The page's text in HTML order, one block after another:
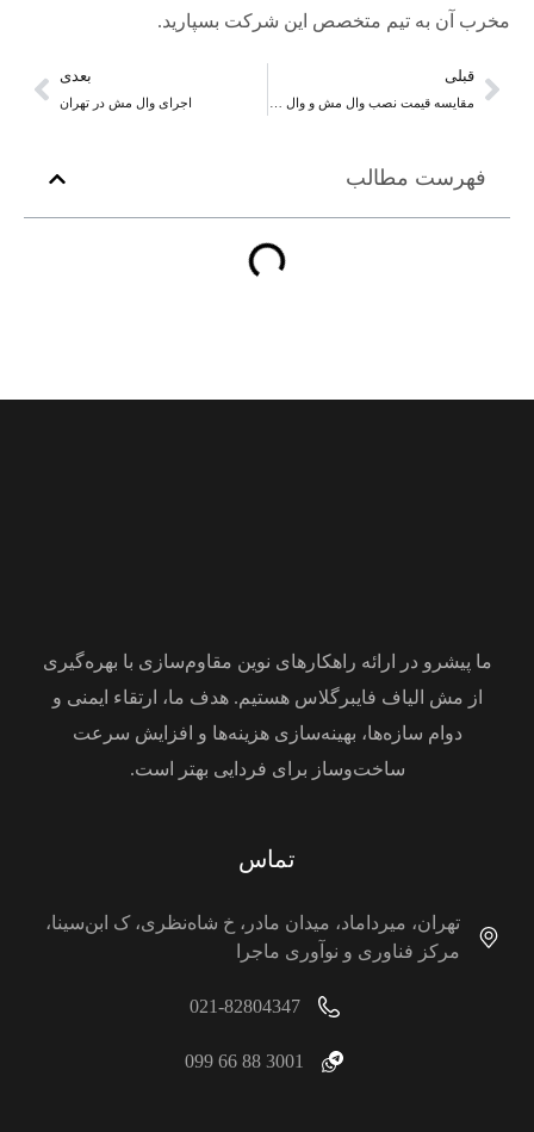
مخرب آن به تیم متخصص این شرکت بسپارید.
قبلی بعدی
اجرای وال مش در تهران
فهرست مطالب
ما پیشرو در ارائه راهکارهای نوین مقاوم‌سازی با بهره‌گیری
از مش الیاف فایبرگلاس هستیم. هدف ما، ارتقاء ایمنی و
دوام سازه‌ها، بهینه‌سازی هزینه‌ها و افزایش سرعت
ساخت‌وساز برای فردایی بهتر است.
تماس
تهران، میرداماد، میدان مادر، خ شاه‌نظری، ک ابن‌سینا،
مرکز فناوری و نوآوری ماجرا
021-82804347
3001 88 66 099